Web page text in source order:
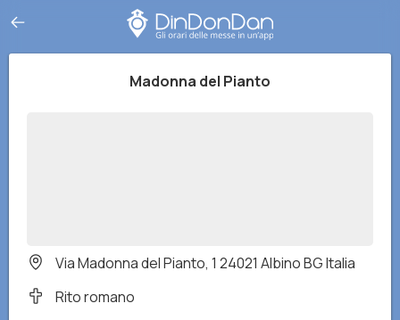
Madonna del Pianto
Via Madonna del Pianto, 1 24021 Albino BG Italia
Rito romano